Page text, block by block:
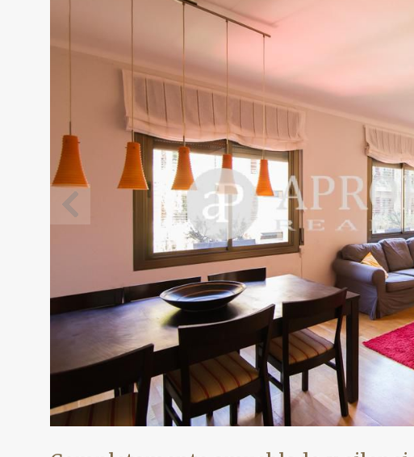
Modificar
Técnicas y
Este sitio web
mejorar
instalación de las
pudiendo, si así
deberá tener en